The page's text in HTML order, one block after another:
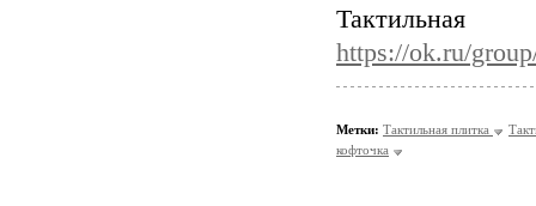
https://ok.ru/
Метки: Тактильная плитка
кофточка